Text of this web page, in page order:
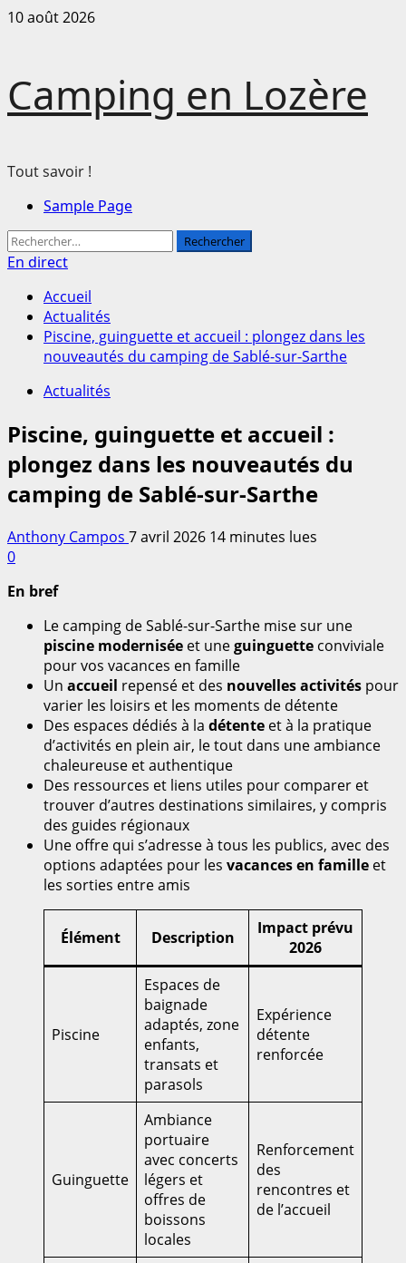
Aller
10 août 2026
Camping en Lozère
Tout savoir !
MenuSample Page
Rechercher :
En direct
Accueil
Actualités
Piscine, guinguette et accueil : plongez dans les
nouveautés du camping de Sablé-sur-Sarthe
Actualités
Piscine, guinguette et accueil :
plongez dans les nouveautés du
camping de Sablé-sur-Sarthe
Anthony Campos 7 avril 2026 14 minutes lues
0
En bref
Le camping de Sablé-sur-Sarthe mise sur une
piscine modernisée et uneguinguette conviviale
pour vos vacances en famille
Un accueil repensé et des nouvelles activités pour
varier les loisirs et les moments de détente
Des espaces dédiés à la détente et à la pratique
d’activités en plein air, le tout dans une ambiance
chaleureuse et authentique
Des ressources et liens utiles pour comparer et
trouver d’autres destinations similaires, y compris
des guides régionaux
Une offre qui s’adresse à tous les publics, avec des
options adaptées pour les vacances en famille et
les sorties entre amis
Élément Description
Impact prévu
2026
Piscine
Espaces de
baignade
adaptés, zone
enfants,
transats et
parasols
Expérience
détente
renforcée
Guinguette
Ambiance
portuaire
avec concerts
légers et
offres de
boissons
locales
Renforcement
des
rencontres et
de l’accueil